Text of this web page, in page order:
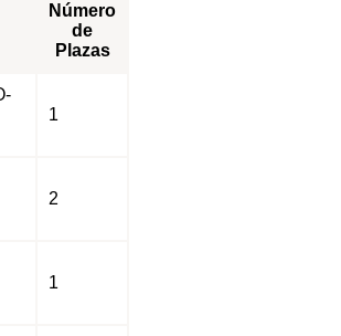
Número
de
Plazas
1
2
1